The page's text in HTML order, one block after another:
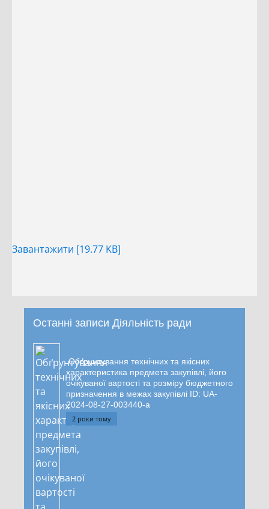
Завантажити [19.77 KB]
Останні записи Діяльність ради
Обґрунтування технічних та якісних
характеристика предмета закупівлі, його
очікуваної вартості та розміру бюджетного
призначення в межах закупівлі ID: UA-
2024-08-27-003440-a
2 роки тому